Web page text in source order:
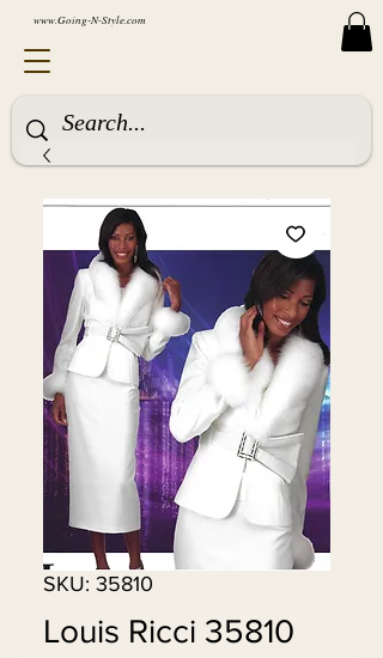
www.Going-N-Style.com
SKU: 35810
Louis Ricci 35810